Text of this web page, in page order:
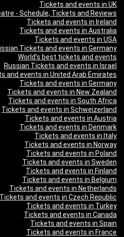
Tickets and events in UK
- Schedule, Tickets and Reviews
Tickets and events in Ireland
Tickets and events in Australia
Tickets and events in USA
Tickets and events in Germany
World’s best tickets and events
Russian Tickets and events in Israel
and events in United Arab Emirates
Tickets and events in Germany
Tickets and events in New Zealand
Tickets and events in South Africa
Tickets and events in Schweizerland
Tickets and events in Austria
Tickets and events in Denmark
Tickets and events in Italy
Tickets and events in Norway
Tickets and events in Poland
Tickets and events in Sweden
Tickets and events in Finland
Tickets and events in Belgium
Tickets and events in Netherlands
Tickets and events in Czech Republic
Tickets and events in Turkey
Tickets and events in Canada
Tickets and events in Spain
Tickets and events in France